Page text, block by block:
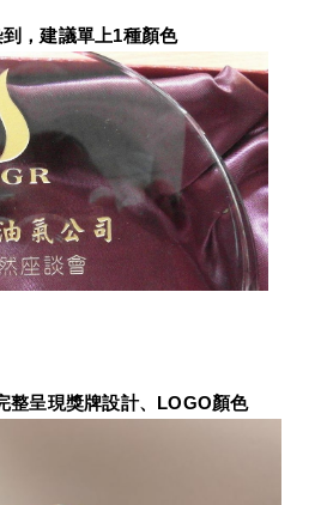
，建議單上1種顏色
呈現獎牌設計、LOGO顏色